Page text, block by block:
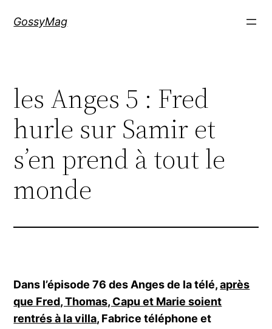
GossyMag
les Anges 5 : Fred
hurle sur Samir et
s’en prend à tout le
monde
Dans l’épisode 76 des Anges de la télé,après
que Fred, Thomas, Capu et Marie soient
rentrés à la villa, Fabrice téléphone et